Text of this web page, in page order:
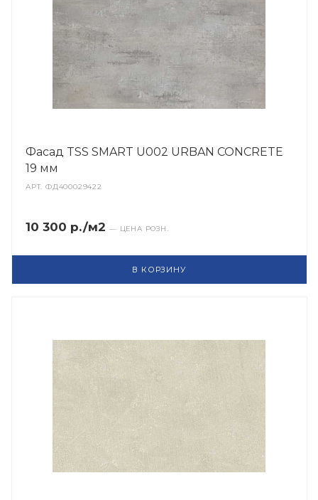
Фасад TSS SMART U002 URBAN CONCRETE
19 мм
АРТ.ФД400029422
10 300 р./м2 — ЦЕНА РОЗН.
В КОРЗИНУ